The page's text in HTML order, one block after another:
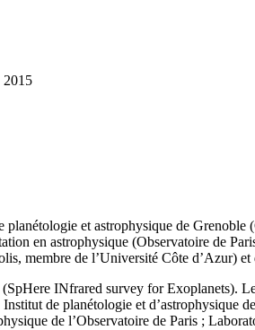
2015
planétologie et astrophysique de
en astrophysique (Observatoire de
membre de l’Université Côte d’Azur)
INfrared survey for Exoplanets).
de planétologie et
de l’Observatoire de Paris ;